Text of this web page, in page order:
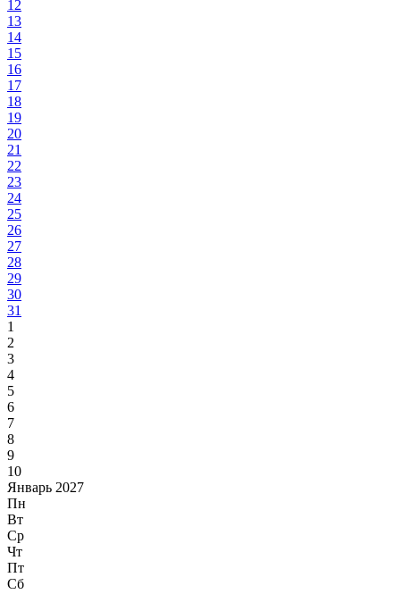
12
13
14
15
16
17
18
19
20
21
22
23
24
25
26
27
28
29
30
31
1
2
3
4
5
6
7
8
9
10
Январь 2027
Пн
Вт
Ср
Чт
Пт
Сб